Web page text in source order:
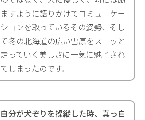
ますように語りかけてコミュニケー
ションを取っているその姿勢、そし
て冬の北海道の広い雪原をスーッと
走っていく美しさに一気に魅了され
てしまったのです。
自分が犬ぞりを操縦した時、真っ白